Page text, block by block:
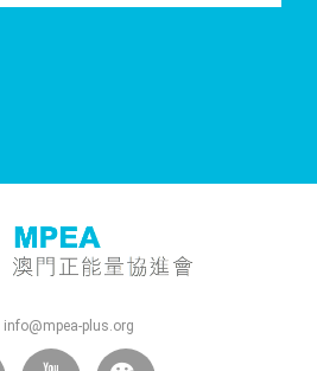
info@mpea-plus.org